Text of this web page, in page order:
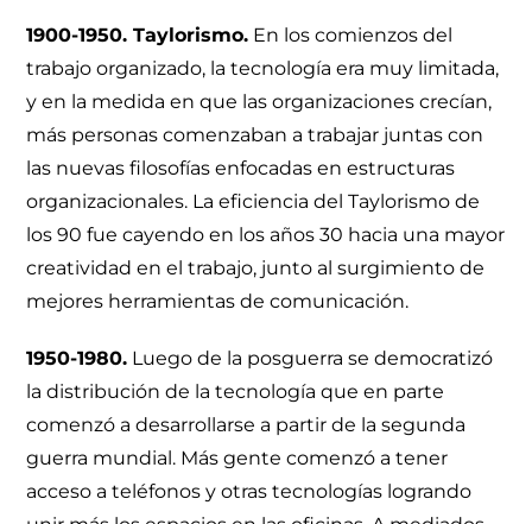
1900-1950. Taylorismo. En los comienzos del
trabajo organizado, la tecnología era muy limitada,
y en la medida en que las organizaciones crecían,
más personas comenzaban a trabajar juntas con
las nuevas filosofías enfocadas en estructuras
organizacionales. La eficiencia del Taylorismo de
los 90 fue cayendo en los años 30 hacia una mayor
creatividad en el trabajo, junto al surgimiento de
mejores herramientas de comunicación.
1950-1980. Luego de la posguerra se democratizó
la distribución de la tecnología que en parte
comenzó a desarrollarse a partir de la segunda
guerra mundial. Más gente comenzó a tener
acceso a teléfonos y otras tecnologías logrando